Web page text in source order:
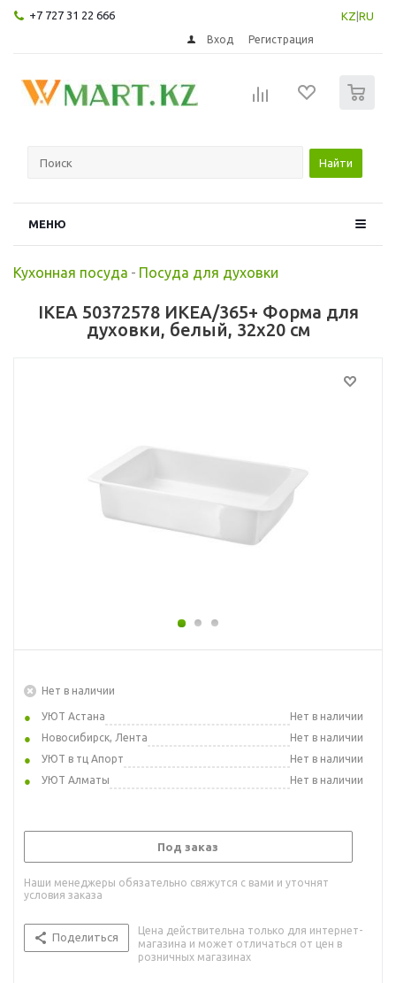
+7 727 31 22 666 KZ RU
Вход Регистрация
Найти
МЕНЮ
Кухонная посуда - Посуда для духовки
IKEA 50372578 ИКЕА/365+ Форма для
духовки, белый, 32x20 см
Нет в наличии
УЮТ Астана
Нет в наличии
Новосибирск, Лента
Нет в наличии
УЮТ в тц Апорт
Нет в наличии
УЮТ Алматы
Нет в наличии
Под заказ
Наши менеджеры обязательно свяжутся с вами и уточнят
условия заказа
Поделиться
Цена действительна только для интернет-
магазина и может отличаться от цен в
розничных магазинах